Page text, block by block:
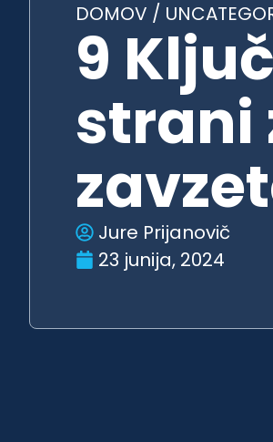
DOMOV /
9
strani
Jure Prijanovič
23 junija, 2024